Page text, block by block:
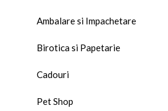
Ambalare si Impachetare
Birotica si Papetarie
Cadouri
Pet Shop